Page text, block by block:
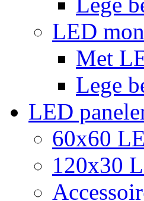
LED
Met
Lege
LED
60x60
120x30